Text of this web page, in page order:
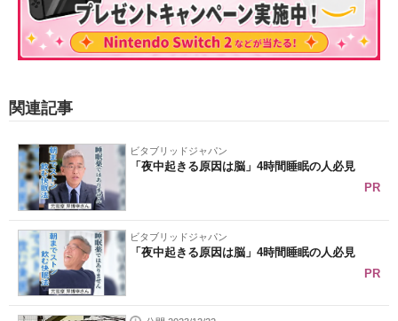
関連記事
ビタブリッドジャパン
「夜中起きる原因は脳」4時間睡眠の人必見
PR
ビタブリッドジャパン
「夜中起きる原因は脳」4時間睡眠の人必見
PR